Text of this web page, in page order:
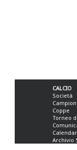
CALCIO
Società
Coppe
Torneo
Archivio